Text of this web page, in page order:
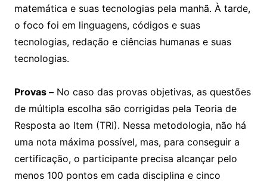
matemática e suas tecnologias pela manhã. À tarde,
o foco foi em linguagens, códigos e suas
tecnologias, redação e ciências humanas e suas
tecnologias.
Provas –No caso das provas objetivas, as questões
de múltipla escolha são corrigidas pela Teoria de
Resposta ao Item (TRI). Nessa metodologia, não há
uma nota máxima possível, mas, para conseguir a
certificação, o participante precisa alcançar pelo
menos 100 pontos em cada disciplina e cinco